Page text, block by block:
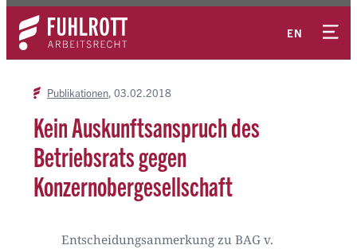
Zum
Inhalt
springen
EN
Kontakt
Publikationen 03.02.2018
Kein Auskunftsanspruch des
Betriebsrats gegen
Konzernobergesellschaft
Entscheidungsanmerkung zu BAG v.